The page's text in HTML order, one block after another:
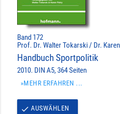
Band 172
Prof. Dr. Walter Tokarski / Dr.
Handbuch Sportpolitik
2010. DIN A5, 364 Seiten
»MEHR ERFAHREN ...
done AUSWÄHLEN